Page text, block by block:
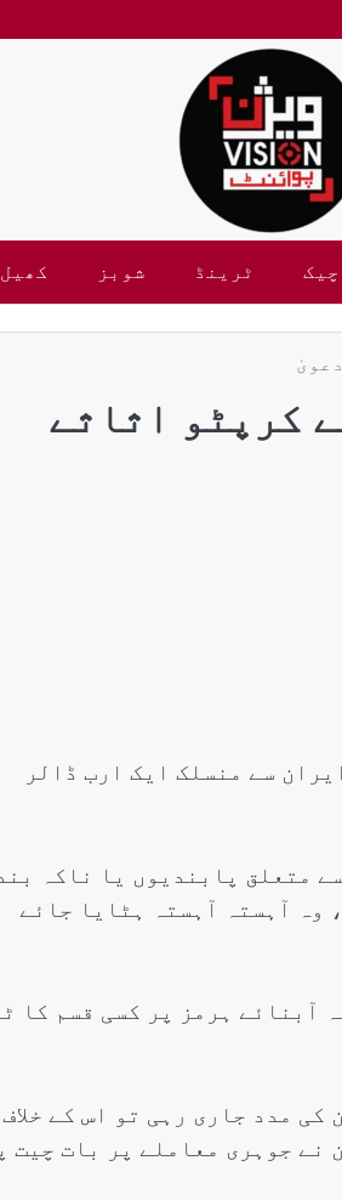
ٹرینڈ شوبز کھیل
کرپٹو اثاثے
سے منسلک ایک ارب ڈالر
متعلق پابندیوں یا ناکہ
وہ آہستہ آہستہ ہٹایا جائے
آبنائے ہرمز پر کسی قسم کا
مدد جاری رہی تو اس کے خلاف
نے جوہری معاملے پر بات چیت
کاری
جولائی 25, 2026